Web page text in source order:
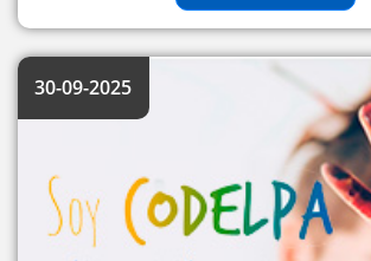
30-09-2025